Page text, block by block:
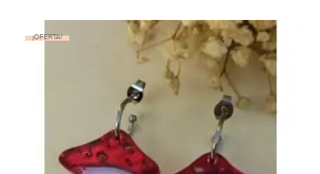
¡OFERTA!